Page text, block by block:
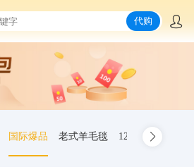
代购
国际爆品 老式羊毛毯 12.00-20 truck